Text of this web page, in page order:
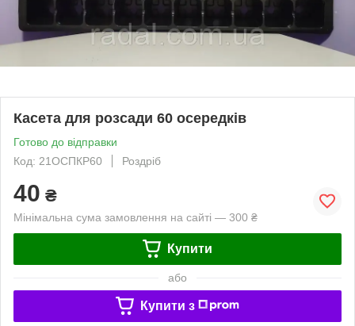
Касета для розсади 60 осередків
Готово до відправки
Код: 21ОСПКР60
Роздріб
40 ₴
Мінімальна сума замовлення на сайті — 300 ₴
Купити
або
Купити з